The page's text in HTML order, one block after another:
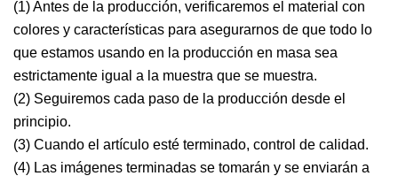
(1) Antes de la producción, verificaremos el material con
colores y características para asegurarnos de que todo lo
que estamos usando en la producción en masa sea
estrictamente igual a la muestra que se muestra.
(2) Seguiremos cada paso de la producción desde el
principio.
(3) Cuando el artículo esté terminado, control de calidad.
(4) Las imágenes terminadas se tomarán y se enviarán a